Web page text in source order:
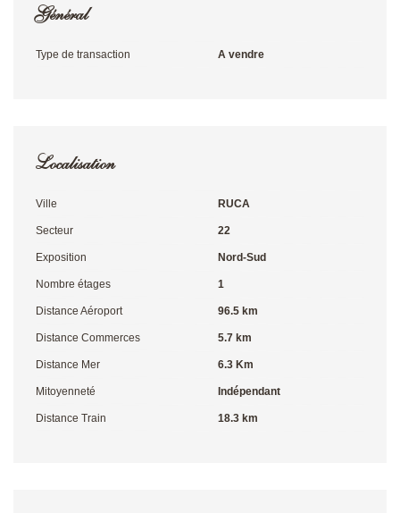
Général
Type de transaction A vendre
Localisation
Ville RUCA
Secteur 22
Exposition Nord-Sud
Nombre étages 1
Distance Aéroport 96.5 km
Distance Commerces 5.7 km
Distance Mer 6.3 Km
Mitoyenneté Indépendant
Distance Train 18.3 km